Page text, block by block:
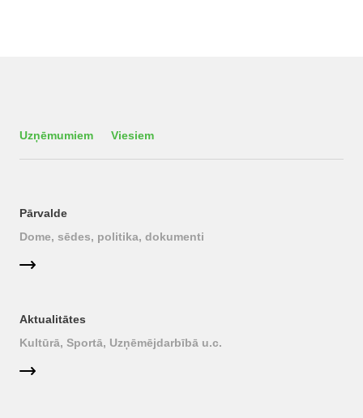
Uzņēmumiem Viesiem
Pārvalde
Dome, sēdes, politika, dokumenti
Aktualitātes
Kultūrā, Sportā, Uzņēmējdarbībā u.c.